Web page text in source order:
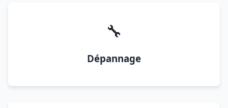
🔧
Dépannage